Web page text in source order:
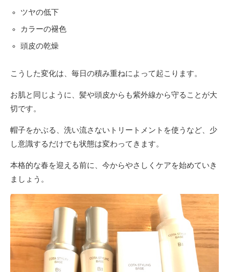
ツヤの低下
カラーの褪色
頭皮の乾燥
こうした変化は、毎日の積み重ねによって起こります。
お肌と同じように、髪や頭皮からも紫外線から守ることが大
切です。
帽子をかぶる、洗い流さないトリートメントを使うなど、少
し意識するだけでも状態は変わってきます。
本格的な春を迎える前に、今からやさしくケアを始めていき
ましょう。